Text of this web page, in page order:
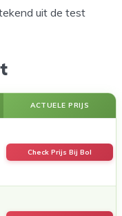
uit de test
ACTUELE PRIJS
Check Prijs Bij Bol